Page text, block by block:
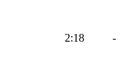
2:18 -